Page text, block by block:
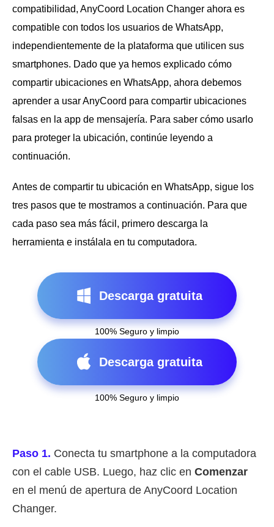
compatibilidad, AnyCoord Location Changer ahora es
compatible con todos los usuarios de WhatsApp,
independientemente de la plataforma que utilicen sus
smartphones. Dado que ya hemos explicado cómo
compartir ubicaciones en WhatsApp, ahora debemos
aprender a usar AnyCoord para compartir ubicaciones
falsas en la app de mensajería. Para saber cómo usarlo
para proteger la ubicación, continúe leyendo a
continuación.
Antes de compartir tu ubicación en WhatsApp, sigue los
tres pasos que te mostramos a continuación. Para que
cada paso sea más fácil, primero descarga la
herramienta e instálala en tu computadora.
Descarga gratuita
100% Seguro y limpio
Descarga gratuita
100% Seguro y limpio
Paso 1. Conecta tu smartphone a la computadora
con el cable USB. Luego, haz clic en Comenzar
en el menú de apertura de AnyCoord Location
Changer.